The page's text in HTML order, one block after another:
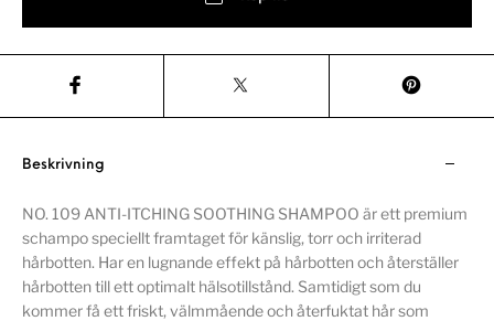
Beskrivning
NO. 109 ANTI-ITCHING SOOTHING SHAMPOO är ett premium
schampo speciellt framtaget för känslig, torr och irriterad
hårbotten. Har en lugnande effekt på hårbotten och återställer
hårbotten till ett optimalt hälsotillstånd. Samtidigt som du
kommer få ett friskt, välmmående och återfuktat hår som